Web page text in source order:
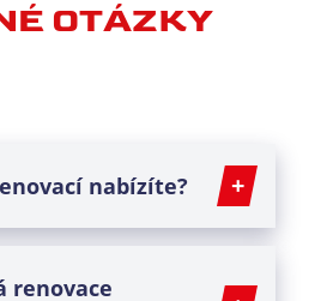
OTÁZKY
nabízíte?
renovace